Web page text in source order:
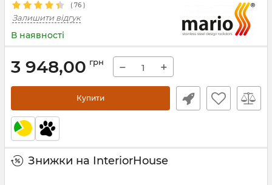
( 76 )
Залишити відгук
В наявності
3 948,00 грн − +
Купити
Знижки на InteriorHouse